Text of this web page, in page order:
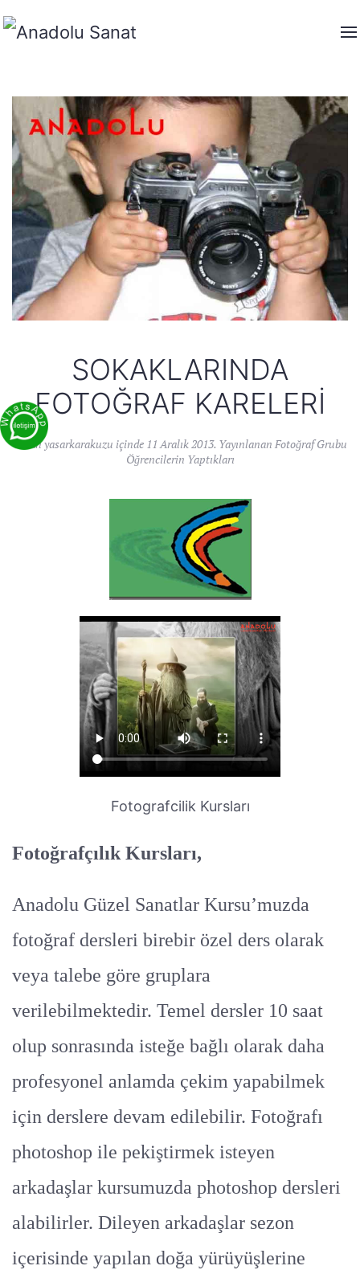
SOKAKLARINDA
FOTOĞRAF KARELERI
Yazanyasarkarakuzu içinde 11 Aralık 2013. Yayınlanan Fotoğraf Grubu
Öğrencilerin Yaptıkları
Fotografcilik Kursları
Fotoğrafçılık Kursları,
Anadolu Güzel Sanatlar Kursu’muzda
fotoğraf dersleri birebir özel ders olarak
veya talebe göre gruplara
verilebilmektedir. Temel dersler 10 saat
olup sonrasında isteğe bağlı olarak daha
profesyonel anlamda çekim yapabilmek
için derslere devam edilebilir. Fotoğrafı
photoshop ile pekiştirmek isteyen
arkadaşlar kursumuzda photoshop dersleri
alabilirler. Dileyen arkadaşlar sezon
içerisinde yapılan doğa yürüyüşlerine